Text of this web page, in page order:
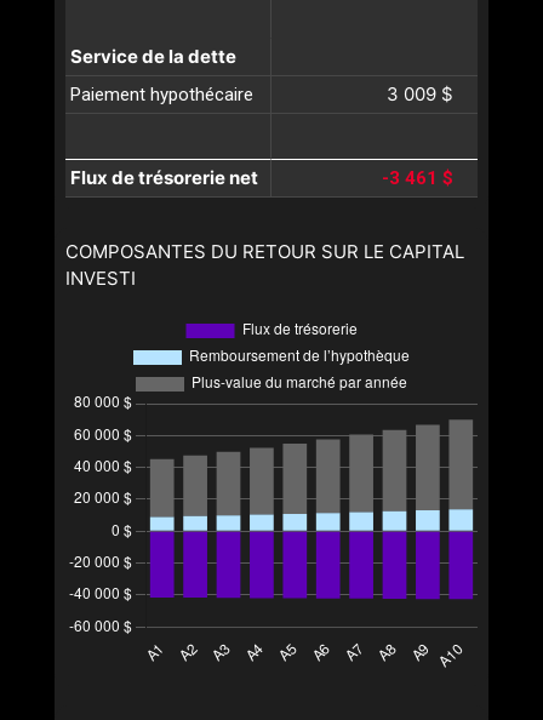
Service de la dette
Paiement hypothécaire 3 009 $
Flux de trésorerie net -3 461 $
COMPOSANTES DU RETOUR SUR LE CAPITAL
INVESTI